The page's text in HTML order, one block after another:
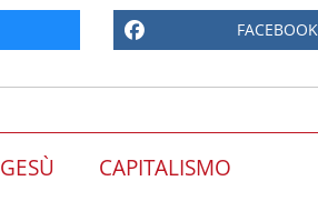
FACEBOOK
GESÙ CAPITALISMO